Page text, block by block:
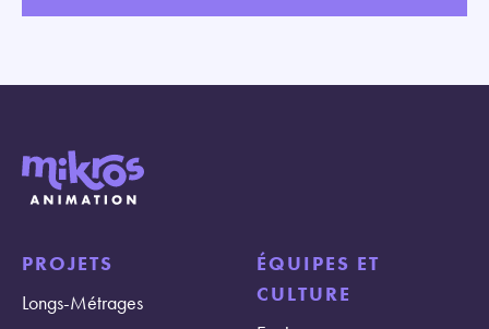
PROJETS
Longs-Métrages
ÉQUIPES ET
CULTURE